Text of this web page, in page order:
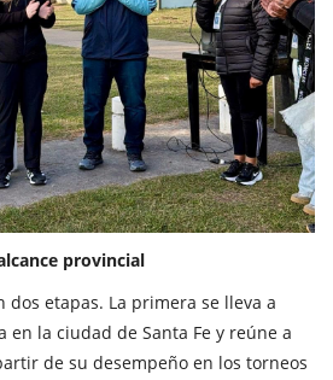
provincial
dos etapas. La primera se lleva a
en la ciudad de Santa Fe y reúne a
de su desempeño en los torneos